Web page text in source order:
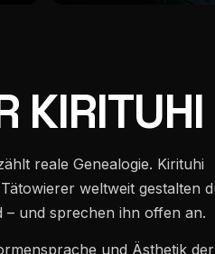
reale Genealogie. Kirituhi
weltweit gestalten
– und sprechen ihn offen an.
und Ästhetik der